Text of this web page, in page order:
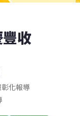
收
化報導